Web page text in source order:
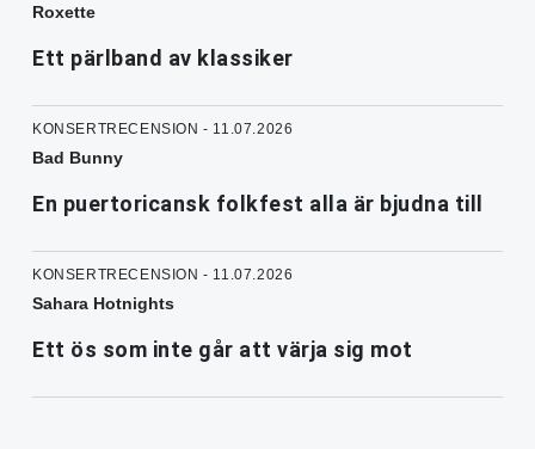
Roxette
Ett pärlband av klassiker
KONSERTRECENSION - 11.07.2026
Bad Bunny
En puertoricansk folkfest alla är bjudna till
KONSERTRECENSION - 11.07.2026
Sahara Hotnights
Ett ös som inte går att värja sig mot